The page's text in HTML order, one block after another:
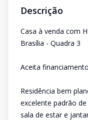
Descrição
Casa à venda com
Brasília - Quadra 3
Aceita
Residência bem
excelente padrão
sala de estar e